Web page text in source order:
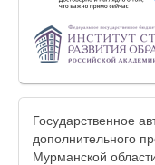
Государственное
дополнительного
Мурманской